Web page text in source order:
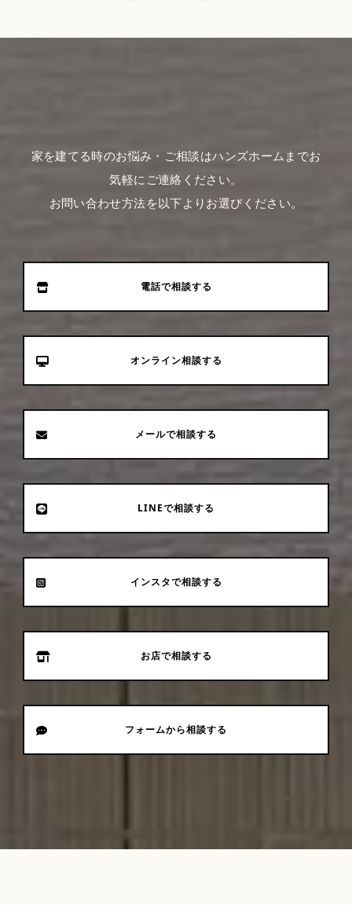
家を建てる時のお悩み・ご相談はハンズホームまでお
気軽にご連絡ください。
お問い合わせ方法を以下よりお選びください。
電話で相談する
オンライン相談する
メールで相談する
LINEで相談する
インスタで相談する
お店で相談する
フォームから相談する